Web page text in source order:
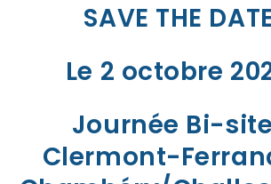
Journée «SAVE THE
Le 2 octobre
Journée Bi-
Clermont-